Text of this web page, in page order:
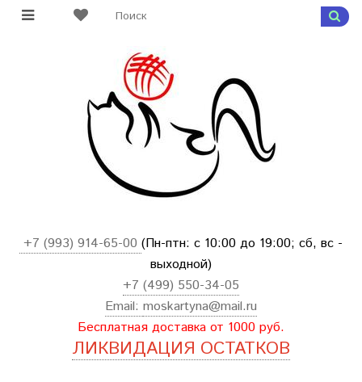
+7 (993) 914-65-00 (Пн-птн: с 10:00 до 19:00; сб, вс -
выходной)
+7 (499) 550-34-05
Email: moskartyna@mail.ru
Бесплатная доставка от 1000 руб.
ЛИКВИДАЦИЯ ОСТАТКОВ